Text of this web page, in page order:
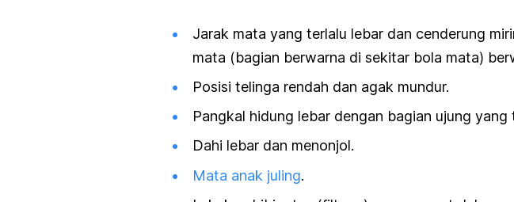
Jarak mata yang terlalu lebar dan cenderung
mata (bagian berwarna di sekitar bola mata)
Posisi telinga rendah dan agak mundur.
Pangkal hidung lebar dengan bagian ujung yang
Dahi lebar dan menonjol.
Mata anak juling.